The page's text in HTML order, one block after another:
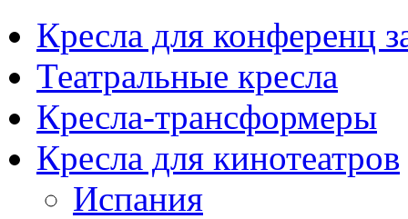
Кресла для конференц
Театральные кресла
Кресла-трансформеры
Кресла для кинотеатров
Испания